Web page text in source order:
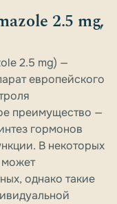
2.5 mg,
2.5 mg) —
европейского
преимущество —
гормонов
В некоторых
может
однако такие